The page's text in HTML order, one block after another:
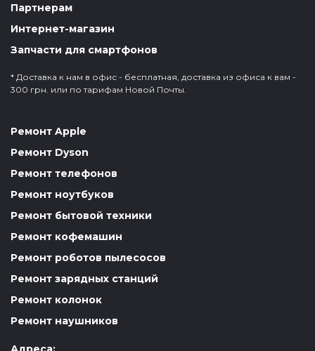
Партнерам
Интернет-магазин
Запчасти для смартфонов
* Доставка к нам в офис - бесплатная, доставка из офиса к вам -
300 грн. или по тарифам Новой Почты.
Ремонт Apple
Ремонт Dyson
Ремонт телефонов
Ремонт ноутбуков
Ремонт бытовой техники
Ремонт кофемашин
Ремонт роботов пылесосов
Ремонт зарядных станций
Ремонт колонок
Ремонт наушников